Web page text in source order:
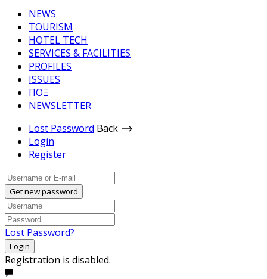
NEWS
TOURISM
HOTEL TECH
SERVICES & FACILITIES
PROFILES
ISSUES
ΠΟΞ
NEWSLETTER
Lost Password Back ⟶
Login
Register
Get new password
Lost Password?
Login
Registration is disabled.